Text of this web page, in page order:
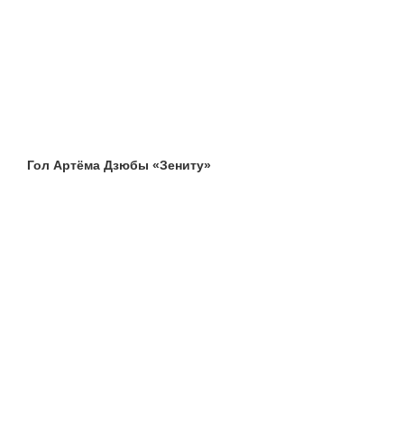
Гол Артёма Дзюбы «Зениту»